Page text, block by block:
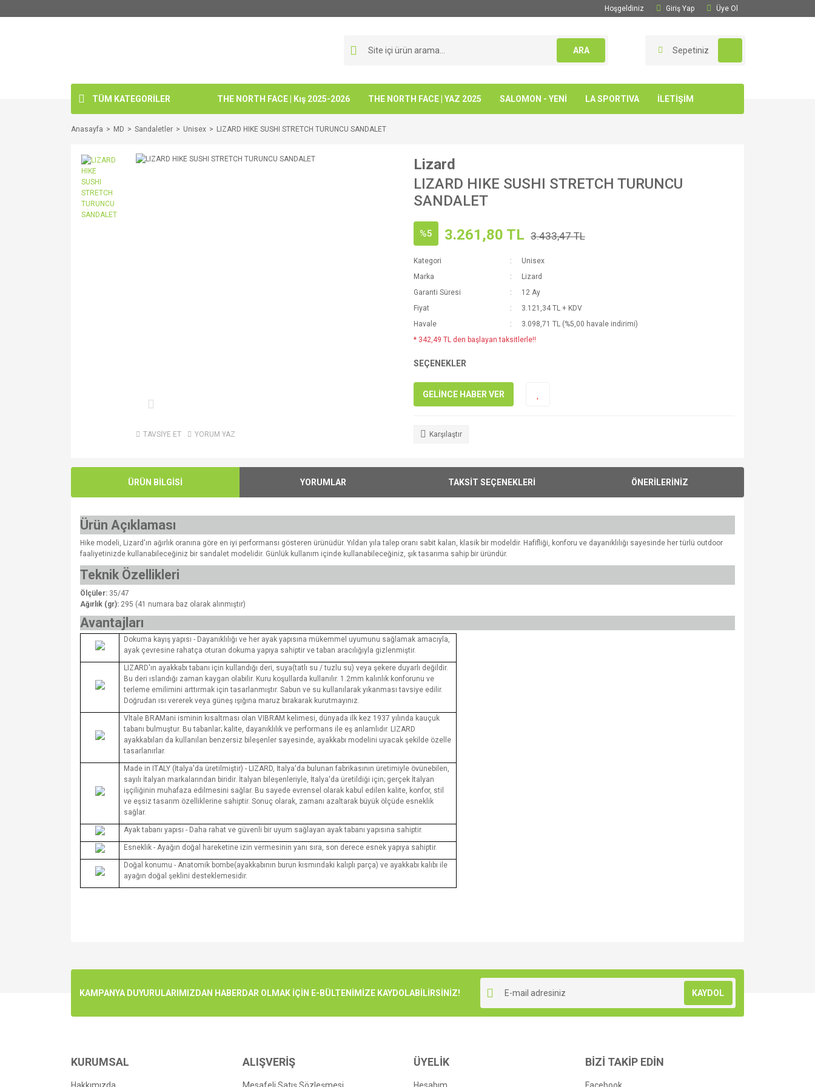
Hoşgeldiniz Giriş Yap Üye Ol
ARA Sepetiniz
TÜM KATEGORİLER THE NORTH FACE | Kış 2025-2026 THE NORTH FACE | YAZ 2025 SALOMON - YENİ LA SPORTIVA İLETİŞİM
Anasayfa MD Sandaletler Unisex LIZARD HIKE SUSHI STRETCH TURUNCU SANDALET
TAVSİYE ET YORUM YAZ
Lizard
LIZARD HIKE SUSHI STRETCH TURUNCU
SANDALET
%5 3.261,80 TL 3.433,47 TL
Kategori
Unisex
Marka
Lizard
Garanti Süresi
12 Ay
Fiyat
3.121,34 TL + KDV
Havale
3.098,71 TL (%5,00 havale indirimi)
* 342,49 TL den başlayan taksitlerle!!
SEÇENEKLER
GELİNCE HABER VER
Karşılaştır
ÜRÜN BİLGİSİ YORUMLAR TAKSİT SEÇENEKLERİ ÖNERİLERİNİZ
Ürün Açıklaması
Hike modeli, Lizard'ın ağırlık oranına göre en iyi performansı gösteren ürünüdür. Yıldan yıla talep oranı sabit kalan, klasik bir modeldir. Hafifliği, konforu ve dayanıklılığı sayesinde her türlü outdoor
faaliyetinizde kullanabileceğiniz bir sandalet modelidir. Günlük kullanım içinde kullanabileceğiniz, şık tasarıma sahip bir üründür.
Teknik Özellikleri
Ölçüler: 35/47
Ağırlık (gr): 295 (41 numara baz olarak alınmıştır)
Avantajları
Dokuma kayış yapısı - Dayanıklılığı ve her ayak yapısına mükemmel uyumunu sağlamak amacıyla,
ayak çevresine rahatça oturan dokuma yapıya sahiptir ve taban aracılığıyla gizlenmiştir.
LIZARD'ın ayakkabı tabanı için kullandığı deri, suya(tatlı su / tuzlu su) veya şekere duyarlı değildir.
Bu deri ıslandığı zaman kaygan olabilir. Kuru koşullarda kullanılır. 1.2mm kalınlık konforunu ve
terleme emilimini arttırmak için tasarlanmıştır. Sabun ve su kullanılarak yıkanması tavsiye edilir.
Doğrudan ısı vererek veya güneş ışığına maruz bırakarak kurutmayınız.
Vltale BRAMani isminin kısaltması olan VIBRAM kelimesi, dünyada ilk kez 1937 yılında kauçuk
tabanı bulmuştur. Bu tabanlar; kalite, dayanıklılık ve performans ile eş anlamlıdır. LIZARD
ayakkabıları da kullanılan benzersiz bileşenler sayesinde, ayakkabı modelini uyacak şekilde özelle
tasarlanırlar.
Made in ITALY (İtalya'da üretilmiştir) - LIZARD, İtalya'da bulunan fabrikasının üretimiyle övünebilen,
sayılı İtalyan markalarından biridir. İtalyan bileşenleriyle, İtalya'da üretildiği için; gerçek İtalyan
işçiliğinin muhafaza edilmesini sağlar. Bu sayede evrensel olarak kabul edilen kalite, konfor, stil
ve eşsiz tasarım özelliklerine sahiptir. Sonuç olarak, zamanı azaltarak büyük ölçüde esneklik
sağlar.
Ayak tabanı yapısı - Daha rahat ve güvenli bir uyum sağlayan ayak tabanı yapısına sahiptir.
Esneklik - Ayağın doğal hareketine izin vermesinin yanı sıra, son derece esnek yapıya sahiptir.
Doğal konumu - Anatomik bombe(ayakkabının burun kısmındaki kalıplı parça) ve ayakkabı kalıbı ile
ayağın doğal şeklini desteklemesidir.
Ürün resmi kalitesiz, bozuk veya görüntülenemiyor.
Bu ürüne benzer farklı alternatifler olmalı.
KAMPANYA DUYURULARIMIZDAN HABERDAR OLMAK İÇİN E-BÜLTENİMİZE KAYDOLABİLİRSİNİZ! KAYDOL
KURUMSAL ALIŞVERİŞ ÜYELİK BİZİ TAKİP EDİN